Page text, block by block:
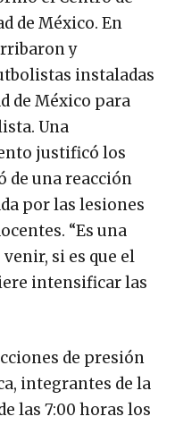
de México. En
y
instaladas
de México para
Una
justificó los
de una reacción
por las lesiones
“Es una
si es que el
intensificar las
de presión
integrantes de la
las 7:00 horas los